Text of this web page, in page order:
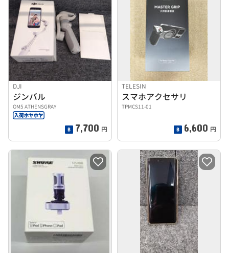
DJI
ジンバル
OM5 ATHENSGRAY
7,700 円
TELESIN
スマホアクセサリ
TPMCS11-01
6,600 円